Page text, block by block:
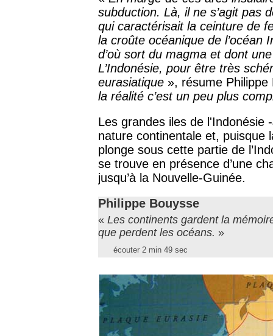
subduction. Là, il ne s’agit pas
qui caractérisait la ceinture de
la croûte océanique de l’océan
d’où sort du magma et dont
L’Indonésie, pour être très
eurasiatique », résume
la réalité c’est un peu plus
Les grandes iles de l'Indonésie
nature continentale et, puisque
plonge sous cette partie de
se trouve en présence d’une
jusqu’à la Nouvelle-Guinée.
Philippe Bouysse
« Les continents gardent la
que perdent les océans. »
écouter 2 min 49 sec